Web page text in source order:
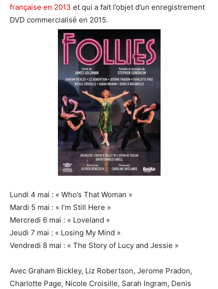
française en 2013 et qui a fait l’objet d’un enregistrement
DVD commercialisé en 2015.
Lundi 4 mai : « Who’s That Woman »
Mardi 5 mai : « I’m Still Here »
Mercredi 6 mai : « Loveland »
Jeudi 7 mai : « Losing My Mind »
Vendredi 8 mai : « The Story of Lucy and Jessie »
Avec Graham Bickley, Liz Robertson, Jerome Pradon,
Charlotte Page, Nicole Croisille, Sarah Ingram, Denis